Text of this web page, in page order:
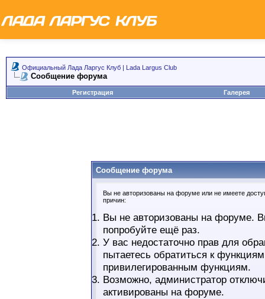
Официальный Лада Ларгус Клуб | Lada Largus Club
Сообщение форума
Регистрация Галерея
Сообщение форума
Вы не авторизованы на форуме или не имеете
причин:
Вы не авторизованы на форуме.
попробуйте ещё раз.
У вас недостаточно прав для
пытаетесь обратиться к
привилегированным функциям.
Возможно, администратор
активированы на форуме.